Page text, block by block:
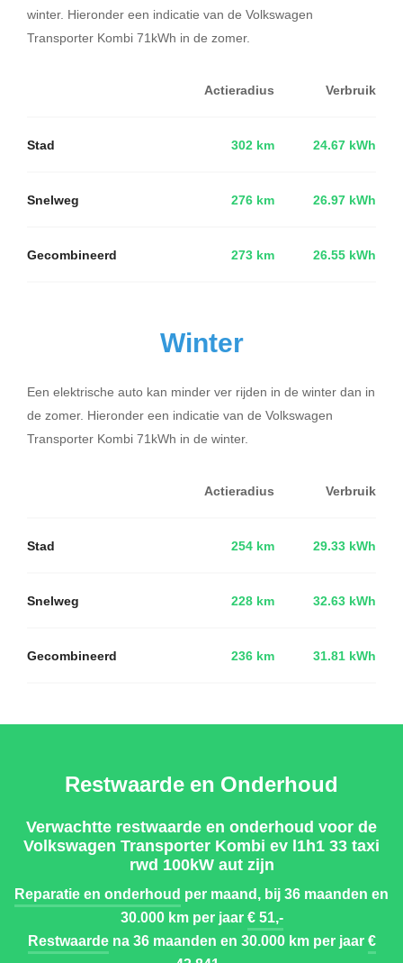
winter. Hieronder een indicatie van de Volkswagen
Transporter Kombi 71kWh in de zomer.
Actieradius Verbruik
Stad 302 km 24.67 kWh
Snelweg 276 km 26.97 kWh
Gecombineerd 273 km 26.55 kWh
Winter
Een elektrische auto kan minder ver rijden in de winter dan in
de zomer. Hieronder een indicatie van de Volkswagen
Transporter Kombi 71kWh in de winter.
Actieradius Verbruik
Stad 254 km 29.33 kWh
Snelweg 228 km 32.63 kWh
Gecombineerd 236 km 31.81 kWh
Restwaarde en Onderhoud
Verwachtte restwaarde en onderhoud voor de
Volkswagen Transporter Kombi ev l1h1 33 taxi
rwd 100kW aut zijn
Reparatie en onderhoud per maand, bij 36 maanden en
30.000 km per jaar€ 51,-
Restwaardena 36 maanden en 30.000 km per jaar€